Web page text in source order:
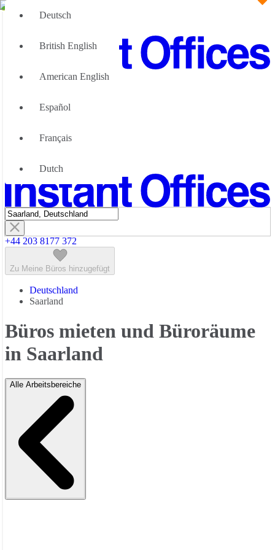
Wir können Ihnen helfen
Über uns
Kontaktiere Uns
+44 203 8177 372
Zu Meine Büros hinzugefügt
Deutschland
Saarland
Büros mieten und Büroräume
in Saarland
Alle Arbeitsbereiche
Deutsch
British English
American English
Español
Français
Dutch